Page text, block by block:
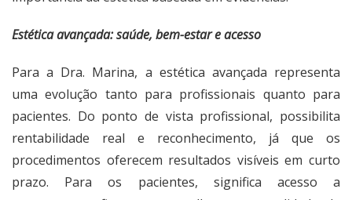
Estética avançada: saúde, bem-estar e acesso
Para a Dra. Marina, a estética avançada representa
uma evolução tanto para profissionais quanto para
pacientes. Do ponto de vista profissional, possibilita
rentabilidade real e reconhecimento, já que os
procedimentos oferecem resultados visíveis em curto
prazo. Para os pacientes, significa acesso a